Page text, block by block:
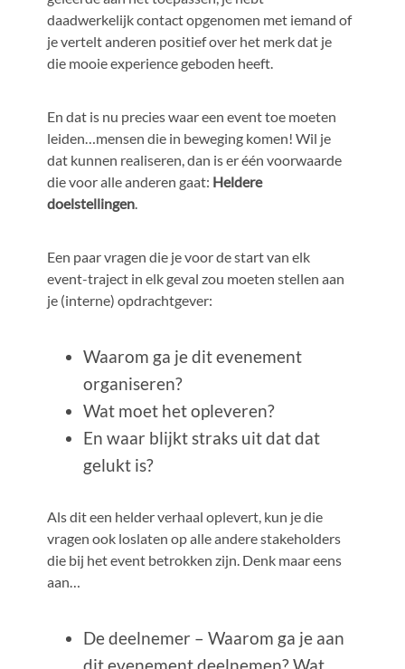
daadwerkelijk contact opgenomen met iemand of
je vertelt anderen positief over het merk dat je
die mooie experience geboden heeft.
En dat is nu precies waar een event toe moeten
leiden…mensen die in beweging komen! Wil je
dat kunnen realiseren, dan is er één voorwaarde
die voor alle anderen gaat: Heldere
doelstellingen.
Een paar vragen die je voor de start van elk
event-traject in elk geval zou moeten stellen aan
je (interne) opdrachtgever:
Waarom ga je dit evenement
organiseren?
Wat moet het opleveren?
En waar blijkt straks uit dat dat
gelukt is?
Als dit een helder verhaal oplevert, kun je die
vragen ook loslaten op alle andere stakeholders
die bij het event betrokken zijn. Denk maar eens
aan…
De deelnemer – Waarom ga je aan